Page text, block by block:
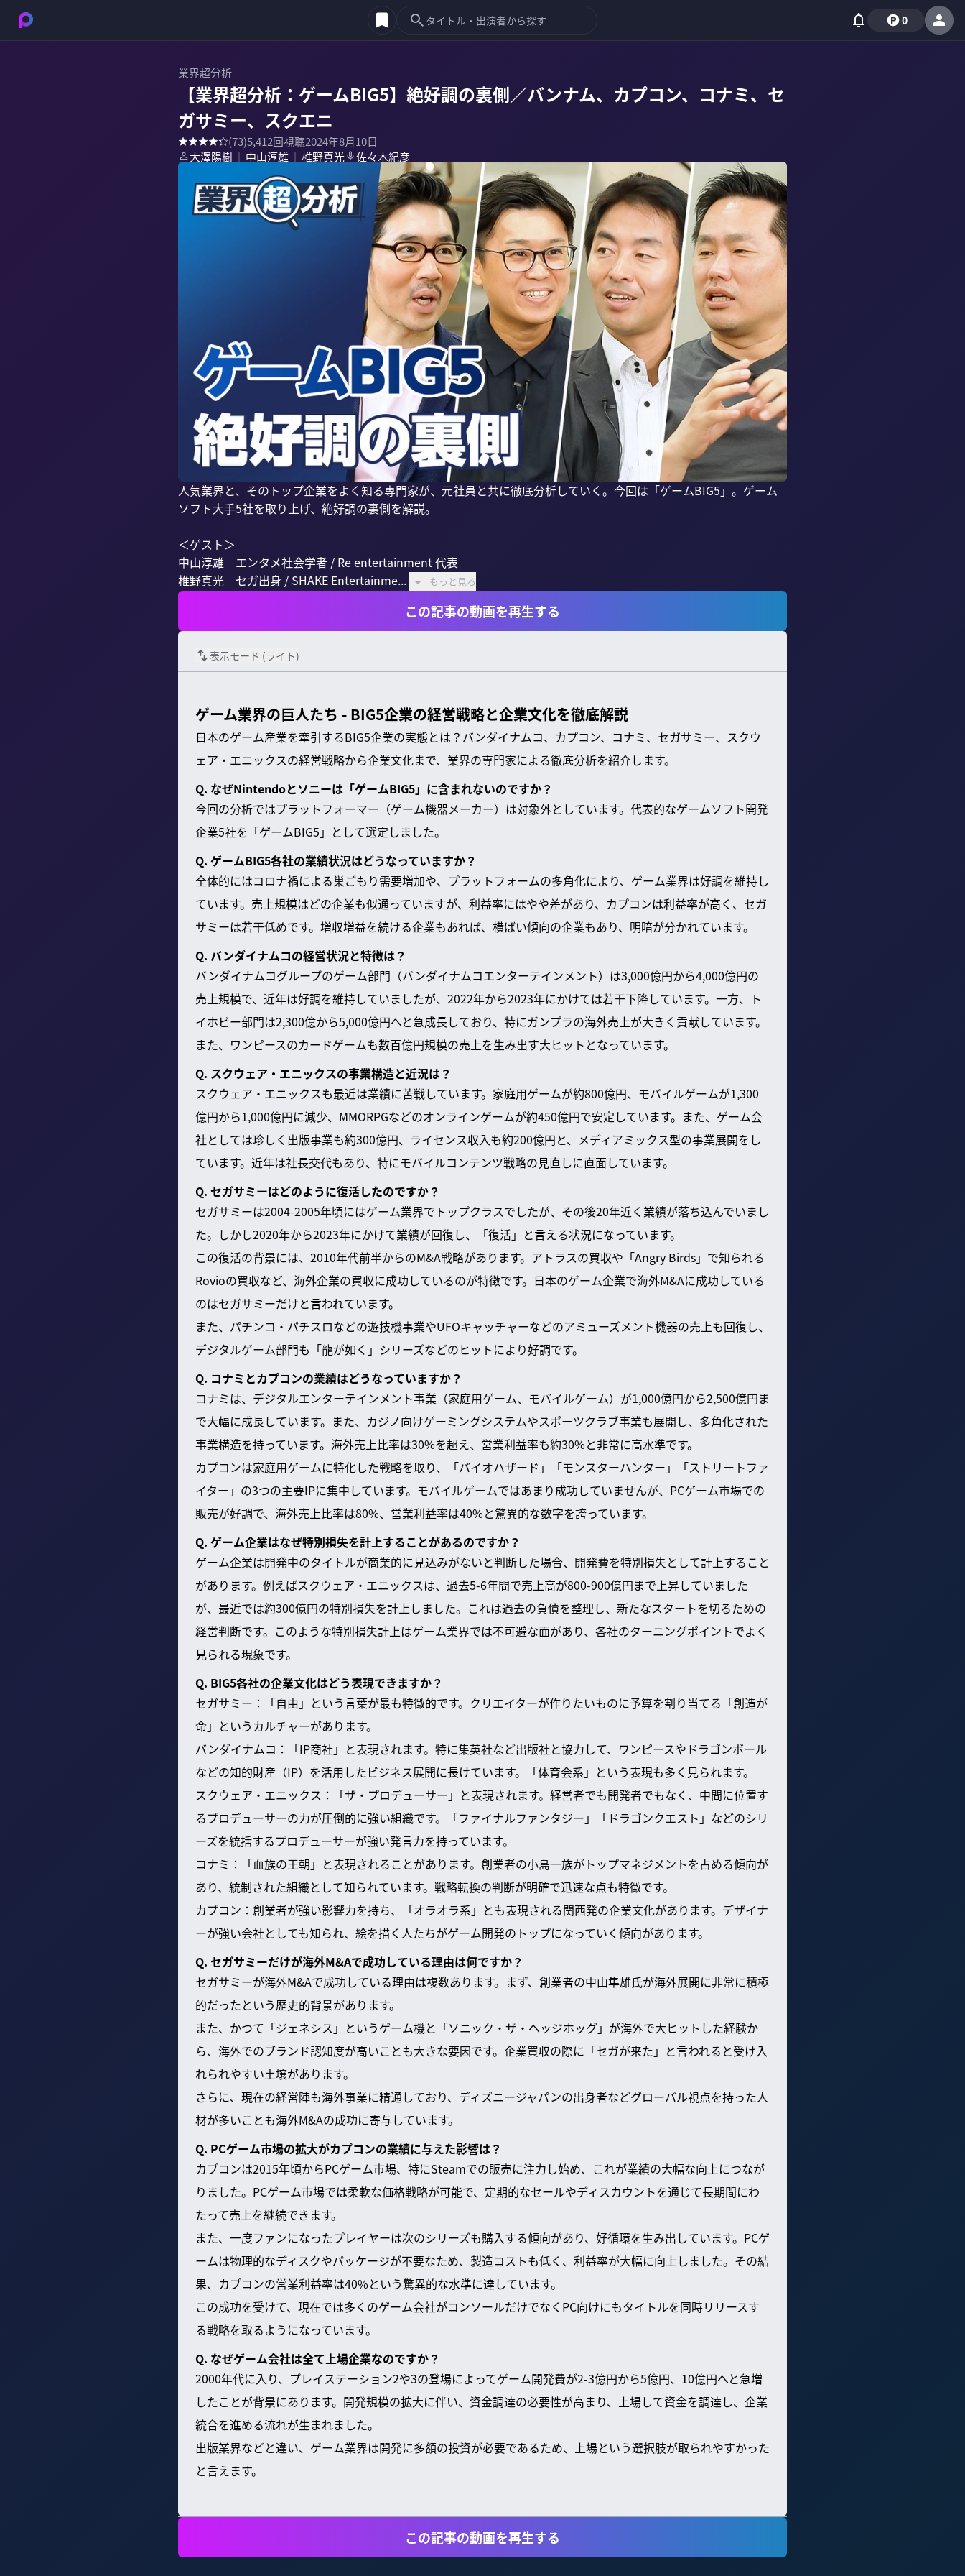
0
業界超分析
【業界超分析：ゲームBIG5】絶好調の裏側／バンナム、カプコン、コナミ、セ
ガサミー、スクエニ
(73)5,412回視聴2024年8月10日
大澤陽樹 ｜ 中山淳雄 ｜ 椎野真光 佐々木紀彦
人気業界と、そのトップ企業をよく知る専門家が、元社員と共に徹底分析していく。今回は「ゲームBIG5」。ゲーム
ソフト大手5社を取り上げ、絶好調の裏側を解説。
＜ゲスト＞
中山淳雄　エンタメ社会学者 / Re entertainment 代表
椎野真光　セガ出身 / SHAKE Entertainme...
もっと見る
この記事の動画を再生する
表示モード (ライト)
ゲーム業界の巨人たち - BIG5企業の経営戦略と企業文化を徹底解説
日本のゲーム産業を牽引するBIG5企業の実態とは？バンダイナムコ、カプコン、コナミ、セガサミー、スクウ
ェア・エニックスの経営戦略から企業文化まで、業界の専門家による徹底分析を紹介します。
Q. なぜNintendoとソニーは「ゲームBIG5」に含まれないのですか？
今回の分析ではプラットフォーマー（ゲーム機器メーカー）は対象外としています。代表的なゲームソフト開発
企業5社を「ゲームBIG5」として選定しました。
Q. ゲームBIG5各社の業績状況はどうなっていますか？
全体的にはコロナ禍による巣ごもり需要増加や、プラットフォームの多角化により、ゲーム業界は好調を維持し
ています。売上規模はどの企業も似通っていますが、利益率にはやや差があり、カプコンは利益率が高く、セガ
サミーは若干低めです。増収増益を続ける企業もあれば、横ばい傾向の企業もあり、明暗が分かれています。
Q. バンダイナムコの経営状況と特徴は？
バンダイナムコグループのゲーム部門（バンダイナムコエンターテインメント）は3,000億円から4,000億円の
売上規模で、近年は好調を維持していましたが、2022年から2023年にかけては若干下降しています。一方、ト
イホビー部門は2,300億から5,000億円へと急成長しており、特にガンプラの海外売上が大きく貢献しています。
また、ワンピースのカードゲームも数百億円規模の売上を生み出す大ヒットとなっています。
Q. スクウェア・エニックスの事業構造と近況は？
スクウェア・エニックスも最近は業績に苦戦しています。家庭用ゲームが約800億円、モバイルゲームが1,300
億円から1,000億円に減少、MMORPGなどのオンラインゲームが約450億円で安定しています。また、ゲーム会
社としては珍しく出版事業も約300億円、ライセンス収入も約200億円と、メディアミックス型の事業展開をし
ています。近年は社長交代もあり、特にモバイルコンテンツ戦略の見直しに直面しています。
Q. セガサミーはどのように復活したのですか？
セガサミーは2004-2005年頃にはゲーム業界でトップクラスでしたが、その後20年近く業績が落ち込んでいまし
た。しかし2020年から2023年にかけて業績が回復し、「復活」と言える状況になっています。
この復活の背景には、2010年代前半からのM&A戦略があります。アトラスの買収や「Angry Birds」で知られる
Rovioの買収など、海外企業の買収に成功しているのが特徴です。日本のゲーム企業で海外M&Aに成功している
のはセガサミーだけと言われています。
また、パチンコ・パチスロなどの遊技機事業やUFOキャッチャーなどのアミューズメント機器の売上も回復し、
デジタルゲーム部門も「龍が如く」シリーズなどのヒットにより好調です。
Q. コナミとカプコンの業績はどうなっていますか？
コナミは、デジタルエンターテインメント事業（家庭用ゲーム、モバイルゲーム）が1,000億円から2,500億円ま
で大幅に成長しています。また、カジノ向けゲーミングシステムやスポーツクラブ事業も展開し、多角化された
事業構造を持っています。海外売上比率は30%を超え、営業利益率も約30%と非常に高水準です。
カプコンは家庭用ゲームに特化した戦略を取り、「バイオハザード」「モンスターハンター」「ストリートファ
イター」の3つの主要IPに集中しています。モバイルゲームではあまり成功していませんが、PCゲーム市場での
販売が好調で、海外売上比率は80%、営業利益率は40%と驚異的な数字を誇っています。
Q. ゲーム企業はなぜ特別損失を計上することがあるのですか？
ゲーム企業は開発中のタイトルが商業的に見込みがないと判断した場合、開発費を特別損失として計上すること
があります。例えばスクウェア・エニックスは、過去5-6年間で売上高が800-900億円まで上昇していました
が、最近では約300億円の特別損失を計上しました。これは過去の負債を整理し、新たなスタートを切るための
経営判断です。このような特別損失計上はゲーム業界では不可避な面があり、各社のターニングポイントでよく
見られる現象です。
Q. BIG5各社の企業文化はどう表現できますか？
セガサミー：「自由」という言葉が最も特徴的です。クリエイターが作りたいものに予算を割り当てる「創造が
命」というカルチャーがあります。
バンダイナムコ：「IP商社」と表現されます。特に集英社など出版社と協力して、ワンピースやドラゴンボール
などの知的財産（IP）を活用したビジネス展開に長けています。「体育会系」という表現も多く見られます。
スクウェア・エニックス：「ザ・プロデューサー」と表現されます。経営者でも開発者でもなく、中間に位置す
るプロデューサーの力が圧倒的に強い組織です。「ファイナルファンタジー」「ドラゴンクエスト」などのシリ
ーズを統括するプロデューサーが強い発言力を持っています。
コナミ：「血族の王朝」と表現されることがあります。創業者の小島一族がトップマネジメントを占める傾向が
あり、統制された組織として知られています。戦略転換の判断が明確で迅速な点も特徴です。
カプコン：創業者が強い影響力を持ち、「オラオラ系」とも表現される関西発の企業文化があります。デザイナ
ーが強い会社としても知られ、絵を描く人たちがゲーム開発のトップになっていく傾向があります。
Q. セガサミーだけが海外M&Aで成功している理由は何ですか？
セガサミーが海外M&Aで成功している理由は複数あります。まず、創業者の中山隼雄氏が海外展開に非常に積極
的だったという歴史的背景があります。
また、かつて「ジェネシス」というゲーム機と「ソニック・ザ・ヘッジホッグ」が海外で大ヒットした経験か
ら、海外でのブランド認知度が高いことも大きな要因です。企業買収の際に「セガが来た」と言われると受け入
れられやすい土壌があります。
さらに、現在の経営陣も海外事業に精通しており、ディズニージャパンの出身者などグローバル視点を持った人
材が多いことも海外M&Aの成功に寄与しています。
Q. PCゲーム市場の拡大がカプコンの業績に与えた影響は？
カプコンは2015年頃からPCゲーム市場、特にSteamでの販売に注力し始め、これが業績の大幅な向上につなが
りました。PCゲーム市場では柔軟な価格戦略が可能で、定期的なセールやディスカウントを通じて長期間にわ
たって売上を継続できます。
また、一度ファンになったプレイヤーは次のシリーズも購入する傾向があり、好循環を生み出しています。PCゲ
ームは物理的なディスクやパッケージが不要なため、製造コストも低く、利益率が大幅に向上しました。その結
果、カプコンの営業利益率は40%という驚異的な水準に達しています。
この成功を受けて、現在では多くのゲーム会社がコンソールだけでなくPC向けにもタイトルを同時リリースす
る戦略を取るようになっています。
Q. なぜゲーム会社は全て上場企業なのですか？
2000年代に入り、プレイステーション2や3の登場によってゲーム開発費が2-3億円から5億円、10億円へと急増
したことが背景にあります。開発規模の拡大に伴い、資金調達の必要性が高まり、上場して資金を調達し、企業
統合を進める流れが生まれました。
出版業界などと違い、ゲーム業界は開発に多額の投資が必要であるため、上場という選択肢が取られやすかった
と言えます。
この記事の動画を再生する